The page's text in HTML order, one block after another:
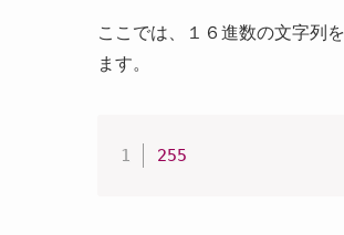
ここでは、１６進数の文字列
ます。
255